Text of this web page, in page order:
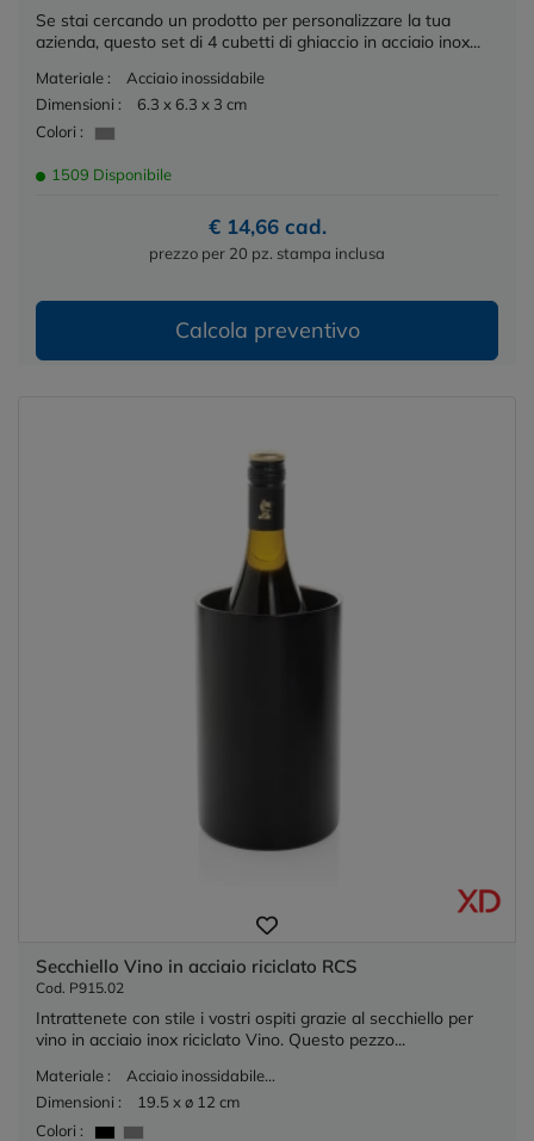
Se stai cercando un prodotto per personalizzare la tua
azienda, questo set di 4 cubetti di ghiaccio in acciaio inox...
Materiale :
Acciaio inossidabile
Dimensioni :
6.3 x 6.3 x 3 cm
Colori :
1509 Disponibile
€ 14,66 cad.
prezzo per 20 pz. stampa inclusa
Calcola preventivo
Secchiello Vino in acciaio riciclato RCS
Cod. P915.02
Intrattenete con stile i vostri ospiti grazie al secchiello per
vino in acciaio inox riciclato Vino. Questo pezzo...
Materiale :
Acciaio inossidabile...
Dimensioni :
19.5 x ø 12 cm
Colori :